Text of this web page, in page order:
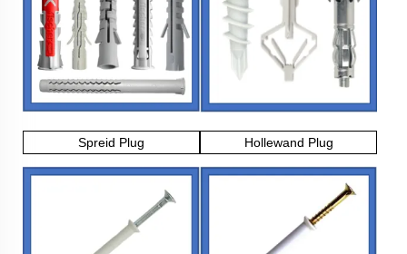
Spreid Plug Hollewand Plug